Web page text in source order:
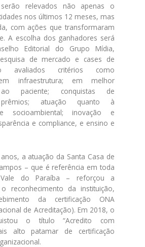
relevados não apenas o
nos últimos 12 meses, mas
com ações que transformaram
A escolha dos ganhadores será
Editorial do Grupo Mídia,
de mercado e cases de
avaliados critérios como
infraestrutura; em melhor
ao paciente; conquistas de
prêmios; atuação quanto à
socioambiental; inovação e
e compliance, e ensino e
a atuação da Santa Casa de
– que é referência em toda
do Paraíba – reforçou a
reconhecimento da instituição,
da certificação ONA
de Acreditação). Em 2018, o
o título “Acredito com
alto patamar de certificação